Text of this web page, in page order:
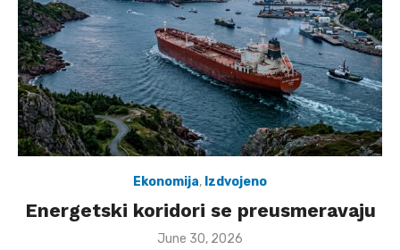
Ekonomija, Izdvojeno
Energetski koridori se preusmeravaju
Posted
June 30, 2026